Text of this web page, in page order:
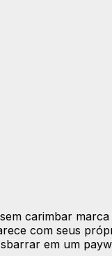
carimbar
com seus
em um